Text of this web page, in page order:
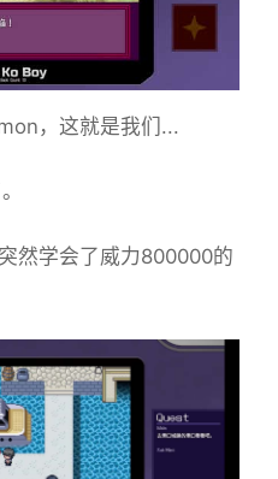
，这就是我们...
然学会了威力800000的